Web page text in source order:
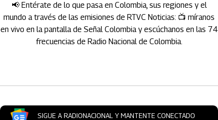
📢 Entérate de lo que pasa en Colombia, sus regiones y el
mundo a través de las emisiones de RTVC Noticias: 📺 míranos
en vivo en la pantalla de Señal Colombia y escúchanos en las 74
frecuencias de Radio Nacional de Colombia.
SIGUE A RADIONACIONAL Y MANTENTE CONECTADO